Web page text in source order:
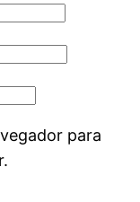
para